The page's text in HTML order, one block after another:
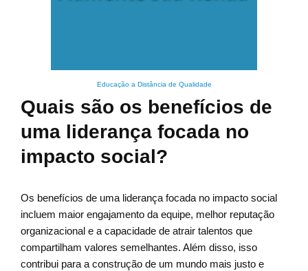
Educação a Distância de Qualidade
Quais são os benefícios de
uma liderança focada no
impacto social?
Os benefícios de uma liderança focada no impacto social
incluem maior engajamento da equipe, melhor reputação
organizacional e a capacidade de atrair talentos que
compartilham valores semelhantes. Além disso, isso
contribui para a construção de um mundo mais justo e